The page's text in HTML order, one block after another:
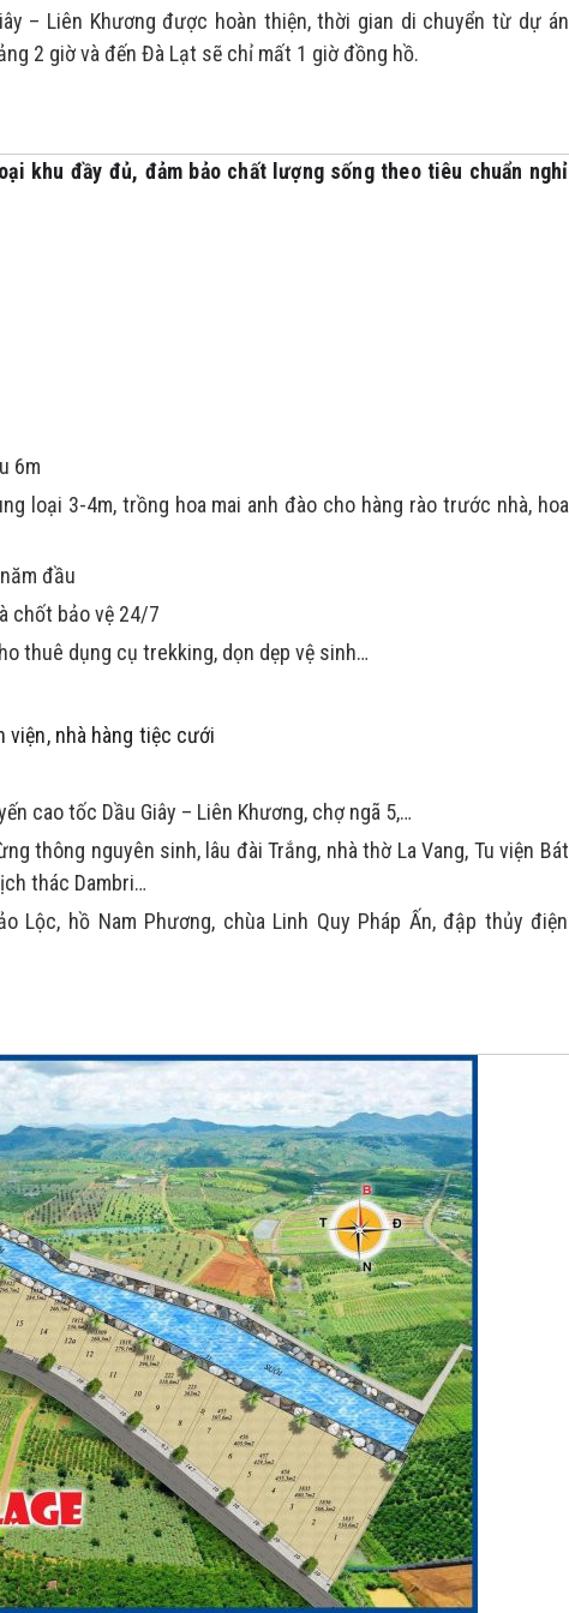
– Liên Khương được hoàn thiện, thời gian di chuyển từ dự án
2 giờ và đến Đà Lạt sẽ chỉ mất 1 giờ đồng hồ.
khu đầy đủ, đảm bảo chất lượng sống theo tiêu chuẩn nghỉ
6m
loại 3-4m, trồng hoa mai anh đào cho hàng rào trước nhà, hoa
đầu
chốt bảo vệ 24/7
thuê dụng cụ trekking, dọn dẹp vệ sinh…
nhà hàng tiệc cưới
cao tốc Dầu Giây – Liên Khương, chợ ngã 5,…
thông nguyên sinh, lâu đài Trắng, nhà thờ La Vang, Tu viện Bát
thác Dambri…
Lộc, hồ Nam Phương, chùa Linh Quy Pháp Ấn, đập thủy điện